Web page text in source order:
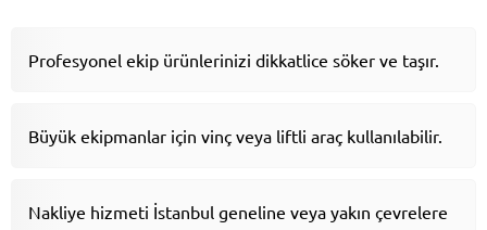
Profesyonel ekip ürünlerinizi dikkatlice söker ve taşır.
Büyük ekipmanlar için vinç veya liftli araç kullanılabilir.
Nakliye hizmeti İstanbul geneline veya yakın çevrelere